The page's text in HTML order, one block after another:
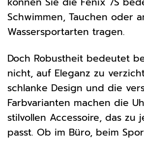
Schwimmen, Tauchen oder
Wassersportarten tragen.
Doch Robustheit bedeutet
nicht, auf Eleganz zu
schlanke Design und die
Farbvarianten machen die
stilvollen Accessoire, das zu
passt. Ob im Büro, beim